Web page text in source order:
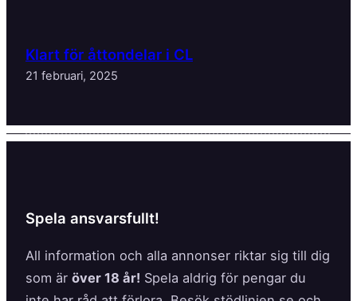
Klart för åttondelar i CL
21 februari, 2025
Spela ansvarsfullt!
All information och alla annonser riktar sig till dig
som är över 18 år! Spela aldrig för pengar du